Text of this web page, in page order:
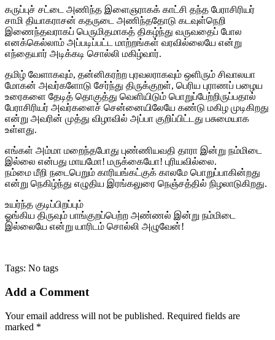
கருப்புச் சட்டை அணிந்த இளைஞராகக் காட்சி தந்த பேராசிரியர்
சாமி தியாகராசன் கதருடை அணிந்ததோடு கடவுள்நெறி
இணைந்தவராகப் பெருமிதமாகத் திகழ்ந்து வருவதைப் போல
எனக்கெல்லாம் அப்படிப்பட்ட மாற்றங்கள் வரவில்லையே என்று
எந்தையார் அடிக்கடி சொல்லி மகிழ்வார்.
தமிழ் வேளாகவும், தன்னிகரற்ற புரவலராகவும் ஒளிரும் சிவாலயா
மோகன் அவர்களோடு சேர்ந்து திருக்குறள், பெரிய புராணப் பழைய
உரைகளை தேடித் தொகுத்து வெளியிடும் பொறுப்பேற்றிருப்பதால்
பேராசிரியர் அவர்களைச் சென்னையிலேயே கண்டு மகிழ முடிகிறது
என்று அவரின் முத்து விழாவில் அப்பா குறிப்பிட்டது பசுமையாக
உள்ளது.
எங்கள் அம்மா மறைந்தபோது புண்ணியவதி தாரா இன்று நம்மிடை
இல்லை என்பது மாயமோ! மருக்கையோ! புரியவில்லை.
நம்மை மீறி நடைபெறும் காரியங்கட்குக் காலமே பொறுப்பாகின்றது
என்று நெகிழ்ந்து எழுதிய இரங்கலுரை நெஞ்சத்தில் நிழலாடுகிறது.
உயர்ந்த குடிப்பிறப்பும்
ஓங்கிய திருவும் பாங்குறப்பெற்ற அண்ணல் இன்று நம்மிடை
இல்லையே என்று யாரிடம் சொல்லி அழுவேன்!
Tags: No tags
Add a Comment
Your email address will not be published. Required fields are
marked *